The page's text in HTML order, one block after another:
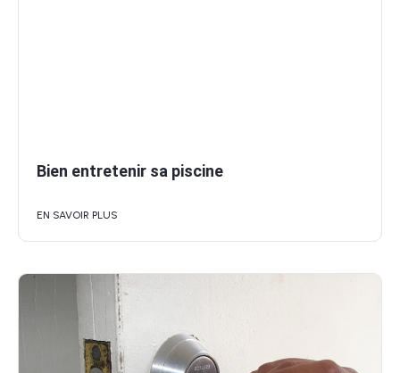
Bien entretenir sa piscine
EN SAVOIR PLUS